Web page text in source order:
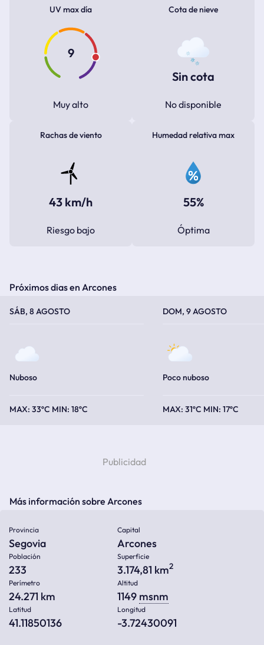
UV max día
9
Muy alto
Cota de nieve
Sin cota
No disponible
Rachas de viento
43 km/h
Riesgo bajo
Humedad relativa max
55%
Óptima
Próximos dias en Arcones
SÁB, 8 AGOSTO
Nuboso
33ºC 18ºC
DOM, 9 AGOSTO
Poco nuboso
31ºC 17ºC
Más información sobre Arcones
Provincia
Segovia
Capital
Arcones
Población
233
Superficie
3.174,81 km2
Perímetro
24.271 km
Altitud
1149 msnm
Latitud
41.11850136
Longitud
-3.72430091